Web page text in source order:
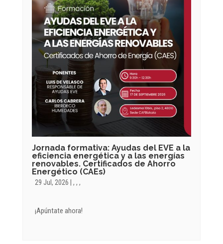
Jornada formativa: Ayudas del EVE a la
eficiencia energética y a las energías
renovables. Certificados de Ahorro
Energético (CAEs)
29 Jul, 2026 |,,,
¡Apúntate ahora!